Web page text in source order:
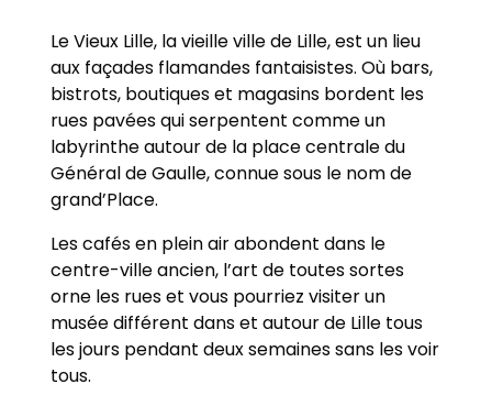
Le Vieux Lille, la vieille ville de Lille, est un lieu
aux façades flamandes fantaisistes. Où bars,
bistrots, boutiques et magasins bordent les
rues pavées qui serpentent comme un
labyrinthe autour de la place centrale du
Général de Gaulle, connue sous le nom de
grand’Place.
Les cafés en plein air abondent dans le
centre-ville ancien, l’art de toutes sortes
orne les rues et vous pourriez visiter un
musée différent dans et autour de Lille tous
les jours pendant deux semaines sans les voir
tous.